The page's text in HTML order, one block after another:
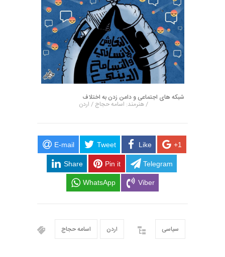
شبکه های اجتماعی و دامن زدن به اختلاف
/ هنرمند: اسامه حجاج / اردن
E-mail Tweet Like +1
Share Pin it Telegram
WhatsApp Viber
اسامه حجاج اردن سیاسی